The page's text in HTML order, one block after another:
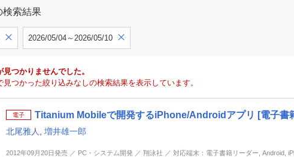
検索結果
2026/05/04～2026/05/10
つかりませんでした。
つかった絞り込みなしの検索結果を表示しています。
電子 Titanium Mobileで開発するiPhone/Androidアプリ [電子書
北尾雅人 増井雄一郎
2012年09月20日発売 ／ PC・システム開発 ／ 翔泳社 ／ 対応端末：電子書籍リーダー, Android,